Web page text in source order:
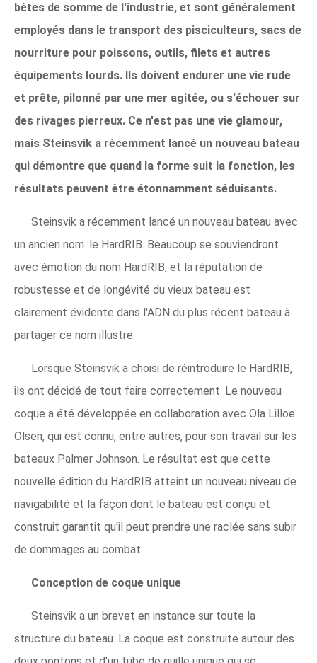
bêtes de somme de l'industrie, et sont généralement
employés dans le transport des pisciculteurs, sacs de
nourriture pour poissons, outils, filets et autres
équipements lourds. Ils doivent endurer une vie rude
et prête, pilonné par une mer agitée, ou s'échouer sur
des rivages pierreux. Ce n'est pas une vie glamour,
mais Steinsvik a récemment lancé un nouveau bateau
qui démontre que quand la forme suit la fonction, les
résultats peuvent être étonnamment séduisants.
Steinsvik a récemment lancé un nouveau bateau avec
un ancien nom :le HardRIB. Beaucoup se souviendront
avec émotion du nom HardRIB, et la réputation de
robustesse et de longévité du vieux bateau est
clairement évidente dans l'ADN du plus récent bateau à
partager ce nom illustre.
Lorsque Steinsvik a choisi de réintroduire le HardRIB,
ils ont décidé de tout faire correctement. Le nouveau
coque a été développée en collaboration avec Ola Lilloe
Olsen, qui est connu, entre autres, pour son travail sur les
bateaux Palmer Johnson. Le résultat est que cette
nouvelle édition du HardRIB atteint un nouveau niveau de
navigabilité et la façon dont le bateau est conçu et
construit garantit qu'il peut prendre une raclée sans subir
de dommages au combat.
Conception de coque unique
Steinsvik a un brevet en instance sur toute la
structure du bateau. La coque est construite autour des